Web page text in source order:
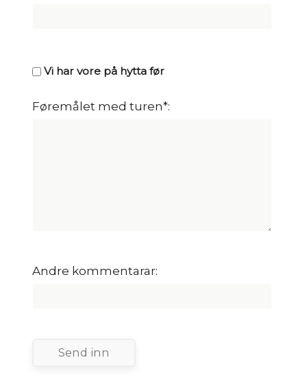
Vi har vore på hytta før
Føremålet med turen*:
Andre kommentarar: